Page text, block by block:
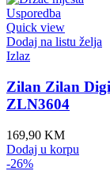
Usporedba
Quick view
Dodaj na listu želja
Izlaz
Zilan Zilan
ZLN3604
169,90 KM
Dodaj u korpu
-26%